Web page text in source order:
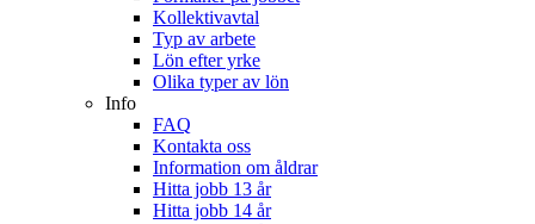
Kollektivavtal
Typ av arbete
Lön efter yrke
Olika typer av lön
Info
FAQ
Kontakta oss
Information om åldrar
Hitta jobb 13 år
Hitta jobb 14 år